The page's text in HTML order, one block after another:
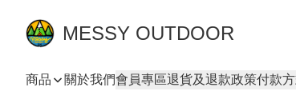
MESSY OUTDOOR
商品 關於我們會員專區退貨及退款政策付款